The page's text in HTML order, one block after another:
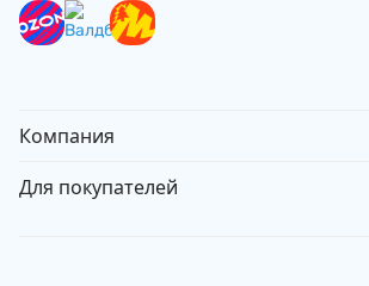
Компания
Для покупателей